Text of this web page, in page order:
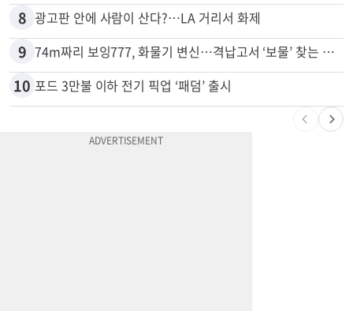
7
8 광고판 안에 사람이 산다?…LA 거리서 화제
9